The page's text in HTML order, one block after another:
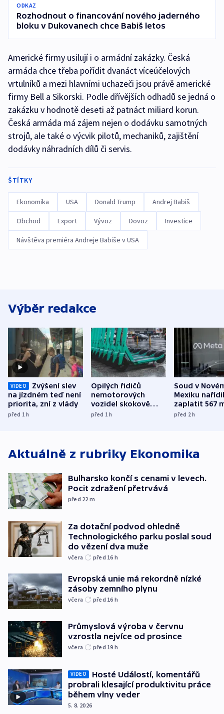
ODKAZ
Rozhodnout o financování nového jaderného
bloku v Dukovanech chce Babiš letos
Americké firmy usilují i o armádní zakázky. Česká
armáda chce třeba pořídit dvanáct víceúčelových
vrtulníků a mezi hlavními uchazeči jsou právě americké
firmy Bell a Sikorski. Podle dřívějších odhadů se jedná o
zakázku v hodnotě deseti až patnáct miliard korun.
Česká armáda má zájem nejen o dodávku samotných
strojů, ale také o výcvik pilotů, mechaniků, zajištění
dodávky náhradních dílů či servis.
ŠTÍTKY
Ekonomika USA Donald Trump Andrej Babiš
Obchod Export Vývoz Dovoz Investice
Návštěva premiéra Andreje Babiše v USA
Výběr redakce
VIDEO
Zvýšení slev
na jízdném teď není
priorita, zní z vlády
před 1h
Opilých řidičů
nemotorových
vozidel skokově
přibylo, nejvíc ve
před 1h
Soud v
Mexiku
zaplatit 567
dolarů kvůli
před 2h
Aktuálně z rubriky Ekonomika
Bulharsko končí s cenami v levech.
Pocit zdražení přetrvává
před 22 m
Za dotační podvod ohledně
Technologického parku poslal soud
do vězení dva muže
včera před 16 h
Evropská unie má rekordně nízké
zásoby zemního plynu
včera před 16 h
Průmyslová výroba v červnu
vzrostla nejvíce od prosince
včera před 19 h
VIDEO
Hosté Událostí, komentářů
probrali klesající produktivitu práce
během vlny veder
5. 8. 2026